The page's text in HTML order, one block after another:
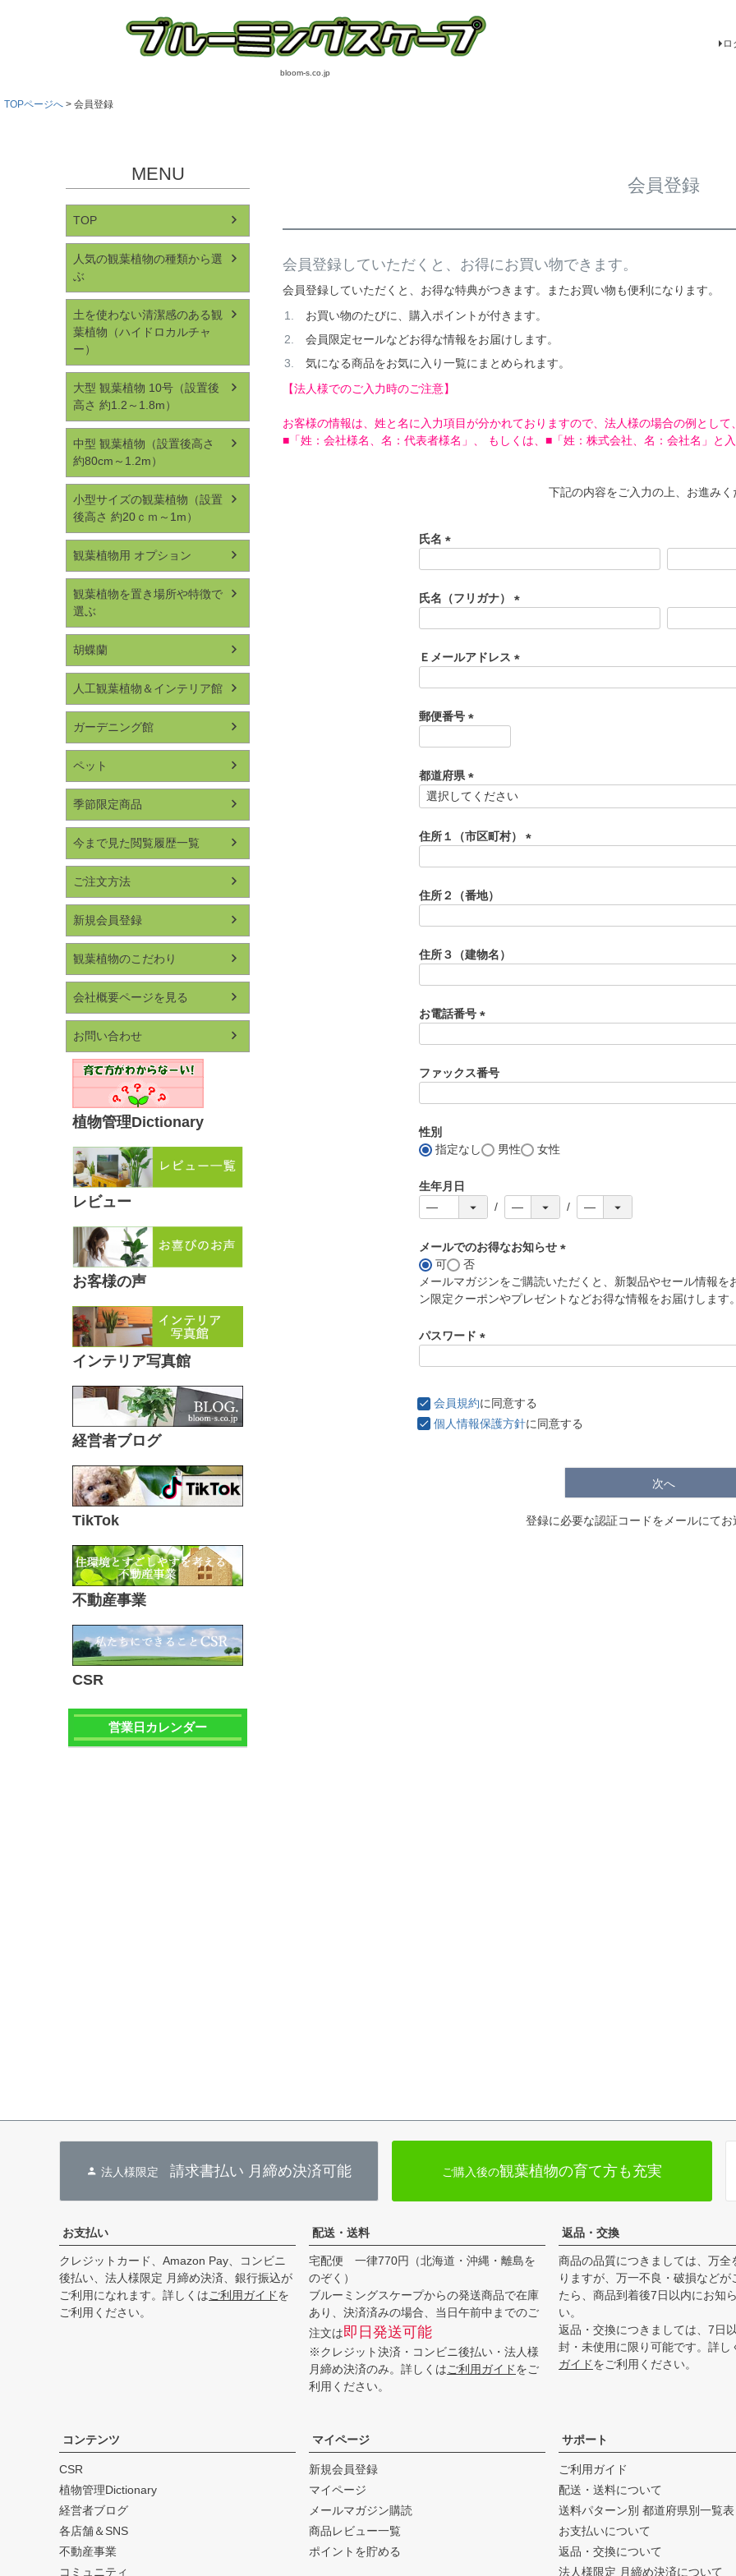
bloom-s.co.jp
ロ
TOPページへ 会員登録
MENU
TOP
人気の観葉植物の種類から選
ぶ
土を使わない清潔感のある観
葉植物（ハイドロカルチャ
ー）
大型 観葉植物 10号（設置後
高さ 約1.2～1.8m）
中型 観葉植物（設置後高さ
約80cm～1.2m）
小型サイズの観葉植物（設置
後高さ 約20ｃｍ～1m）
観葉植物用 オプション
観葉植物を置き場所や特徴で
選ぶ
胡蝶蘭
人工観葉植物＆インテリア館
ガーデニング館
ペット
季節限定商品
今まで見た閲覧履歴一覧
ご注文方法
新規会員登録
観葉植物のこだわり
会社概要ページを見る
お問い合わせ
植物管理Dictionary
レビュー
お客様の声
インテリア写真館
経営者ブログ
TikTok
不動産事業
CSR
営業日カレンダー
会員登録
会員登録していただくと、お得にお買い物できます。
会員登録していただくと、お得な特典がつきます。またお買い物も便利になります。
お買い物のたびに、購入ポイントが付きます。
会員限定セールなどお得な情報をお届けします。
気になる商品をお気に入り一覧にまとめられます。
【法人様でのご入力時のご注意】
お客様の情報は、姓と名に入力項目が分かれておりますので、法人様の場合の例として、
■「姓：会社様名、名：代表者様名」、 もしくは、■「姓：株式会社、名：会社名」と入
下記の内容をご入力の上、お進みく
氏名
須
)
氏名（フリガナ）
須
)
Ｅメールアドレス
郵便番号
須
)
都道府県
(
須
)
住所１（市区町村）
)
住所２（番地）
住所３（建物名）
お電話番号
須
)
ファックス番号
性別
指定なし
男性 女性
生年月日
メールでのお得なお知らせ
必
須
可
否
メールマガジンをご購読いただくと、新製品やセール情報
ン限定クーポンやプレゼントなどお得な情報をお届けします。
パスワード
)
会員規約に同意する
個人情報保護方針に同意する
次へ
登録に必要な認証コードをメールにてお
法人様限定請求書払い 月締め決済可能 ご購入後の観葉植物の育て方も充実
お支払い
クレジットカード、Amazon Pay、コンビニ
後払い、法人様限定 月締め決済、銀行振込が
ご利用になれます。詳しくはご利用ガイドを
ご利用ください。
配送・送料
宅配便 一律770円（北海道・沖縄・離島を
のぞく）
ブルーミングスケープからの発送商品で在庫
あり、決済済みの場合、当日午前中までのご
注文は即日発送可能
※クレジット決済・コンビニ後払い・法人様
月締め決済のみ。詳しくはご利用ガイドをご
利用ください。
返品・交換
商品の品質につきましては、万全
りますが、万一不良・破損などが
たら、商品到着後7日以内にお知
い。
返品・交換につきましては、7日
封・未使用に限り可能です。詳し
ガイドをご利用ください。
コンテンツ
CSR
植物管理Dictionary
経営者ブログ
各店舗＆SNS
不動産事業
コミュニティ
マイページ
新規会員登録
マイページ
メールマガジン購読
商品レビュー一覧
ポイントを貯める
サポート
ご利用ガイド
配送・送料について
送料パターン別 都道府県別一覧表
お支払いについて
返品・交換について
法人様限定 月締め決済について